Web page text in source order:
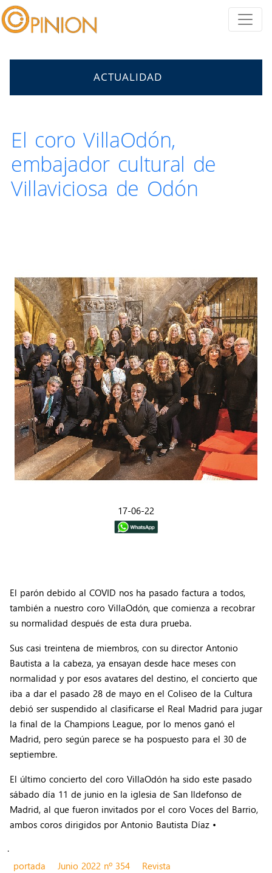
ACTUALIDAD
El coro VillaOdón,
embajador cultural de
Villaviciosa de Odón
17-06-22
El parón debido al COVID nos ha pasado factura a todos,
también a nuestro coro VillaOdón, que comienza a recobrar
su normalidad después de esta dura prueba.
Sus casi treintena de miembros, con su director Antonio
Bautista a la cabeza, ya ensayan desde hace meses con
normalidad y por esos avatares del destino, el concierto que
iba a dar el pasado 28 de mayo en el Coliseo de la Cultura
debió ser suspendido al clasificarse el Real Madrid para jugar
la final de la Champions League, por lo menos ganó el
Madrid, pero según parece se ha pospuesto para el 30 de
septiembre.
El último concierto del coro VillaOdón ha sido este pasado
sábado día 11 de junio en la iglesia de San Ildefonso de
Madrid, al que fueron invitados por el coro Voces del Barrio,
ambos coros dirigidos por Antonio Bautista Díaz •
.
portada
Junio 2022 nº 354 Revista